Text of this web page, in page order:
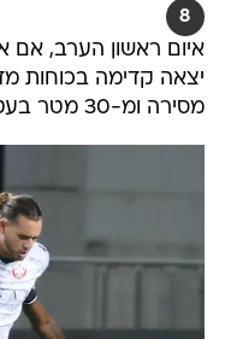
8
איום ראשון הערב, אם
יצאה קדימה בכוחות
מסירה ומ-30 מטר בעט שטוח והחוצה